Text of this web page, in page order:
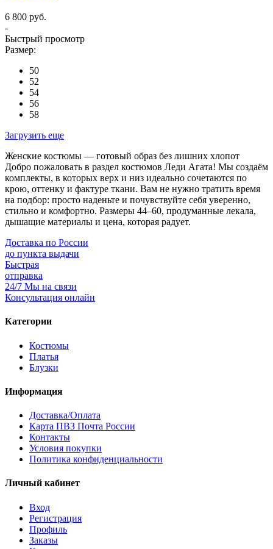
6 800 руб.
-
Быстрый просмотр
Размер:
50
52
54
56
58
Загрузить еще
Женские костюмы — готовый образ без лишних хлопот
Добро пожаловать в раздел костюмов Леди Агата! Мы создаём
комплекты, в которых верх и низ идеально сочетаются по
крою, оттенку и фактуре ткани. Вам не нужно тратить время
на подбор: просто наденьте и почувствуйте себя уверенно,
стильно и комфортно. Размеры 44–60, продуманные лекала,
дышащие материалы и цена, которая радует.
Доставка по России
до пункта выдачи
Быстрая
отправка
24/7 Мы на связи
Консультация онлайн
Категории
Костюмы
Платья
Блузки
Информация
Доставка/Оплата
Карта ПВЗ Почта России
Контакты
Условия покупки
Политика конфиденциальности
Личный кабинет
Вход
Регистрация
Профиль
Заказы